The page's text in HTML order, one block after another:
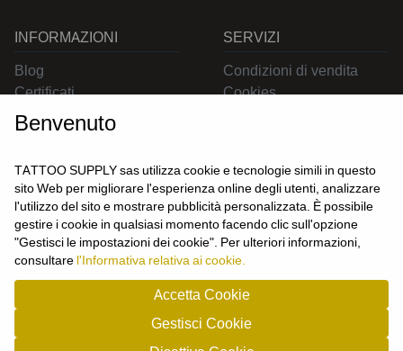
CONTATTACI
INFORMAZIONI
Blog
Certificati
Contatti
SERVIZI
Condizioni di vendita
Cookies
UTENTE
Login
Registrati
Benvenuto
TATTOO SUPPLY sas utilizza cookie e tecnologie simili in questo
sito Web per migliorare l'esperienza online degli utenti, analizzare
l'utilizzo del sito e mostrare pubblicità personalizzata. È possibile
gestire i cookie in qualsiasi momento facendo clic sull'opzione
"Gestisci le impostazioni dei cookie". Per ulteriori informazioni,
consultare l'Informativa relativa ai cookie.
Accetta Cookie
Gestisci Cookie